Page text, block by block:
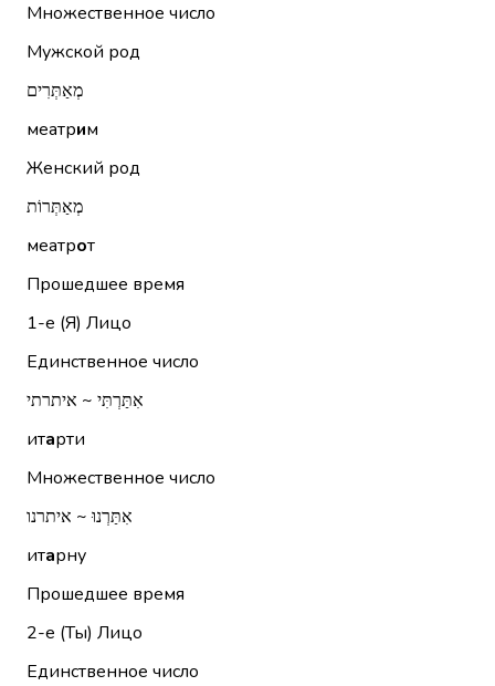
Множественное число
Мужской род
מְאַתְּרִים
меатрим
Женский род
מְאַתְּרוֹת
меатрот
Прошедшее время
1-е (Я) Лицо
Единственное число
אִתַּרְתִּי ~ איתרתי
итарти
Множественное число
אִתַּרְנוּ ~ איתרנו
итарну
Прошедшее время
2-е (Ты) Лицо
Единственное число